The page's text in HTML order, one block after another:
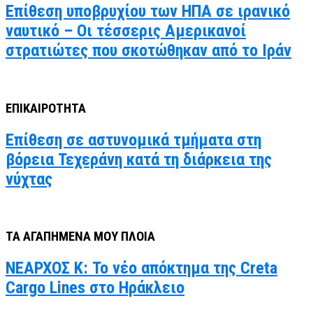
Επίθεση υποβρυχίου των ΗΠΑ σε ιρανικό
ναυτικό – Οι τέσσερις Αμερικανοί
στρατιώτες που σκοτώθηκαν από το Ιράν
ΕΠΙΚΑΙΡΟΤΗΤΑ
Επίθεση σε αστυνομικά τμήματα στη
βόρεια Τεχεράνη κατά τη διάρκεια της
νύχτας
ΤΑ ΑΓΑΠΗΜΕΝΑ ΜΟΥ ΠΛΟΙΑ
ΝΕΑΡΧΟΣ Κ: Το νέο απόκτημα της Creta
Cargo Lines στο Ηράκλειο